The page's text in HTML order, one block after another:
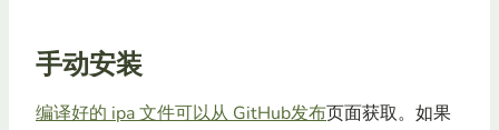
手动安装
编译好的 ipa 文件可以从 GitHub发布页面获取。如果